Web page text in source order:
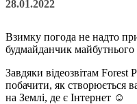
28.01.2022
Взимку погода не надто
будмайданчик майбутнього
Завдяки відеозвітам Forest
побачити, як створюється
на Землі, де є Інтернет ☺